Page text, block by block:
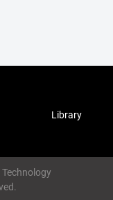
Library